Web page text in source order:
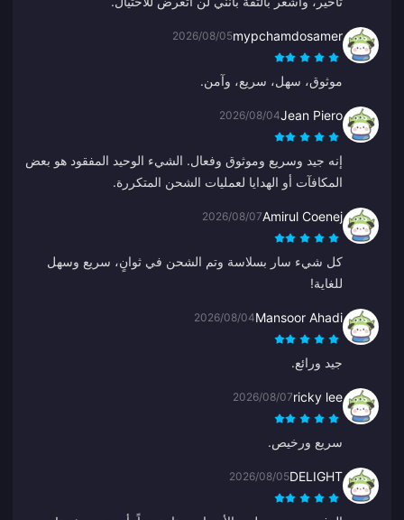
mypchamdosamer
2026/08/05
موثوق، سهل، سريع، وآمن.
Jean Piero
2026/08/04
إنه جيد وسريع وموثوق وفعال. الشيء الوحيد المفقود هو بعض
المكافآت أو الهدايا لعمليات الشحن المتكررة.
Amirul Coenej
2026/08/07
كل شيء سار بسلاسة وتم الشحن في ثوانٍ، سريع وسهل
للغاية!
Mansoor Ahadi
2026/08/04
جيد ورائع.
ricky lee
2026/08/07
سريع ورخيص.
DELIGHT
2026/08/05